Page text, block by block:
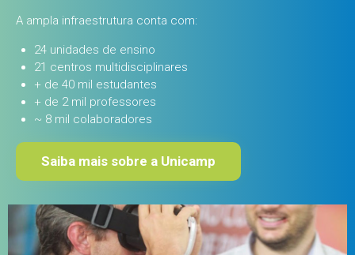
A ampla infraestrutura conta com:
24 unidades de ensino
21 centros multidisciplinares
+ de 40 mil estudantes
+ de 2 mil professores
~ 8 mil colaboradores
Saiba mais sobre a Unicamp